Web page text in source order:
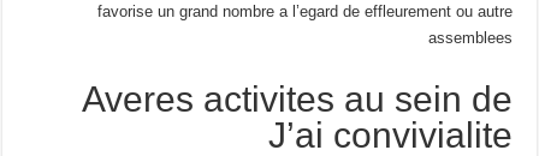
favorise un grand nombre a l’egard de effleurement ou autre
assemblees
Averes activites au sein de
J’ai convivialite